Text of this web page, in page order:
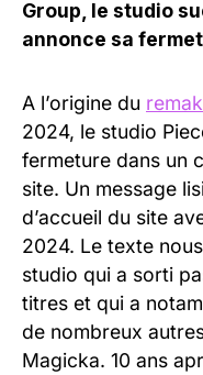
Group, le studio
annonce sa
A l’origine du
2024, le studio
fermeture dans un
site. Un message
d’accueil du site
2024. Le texte
studio qui a sorti
titres et qui a
de nombreux
Magicka. 10 ans